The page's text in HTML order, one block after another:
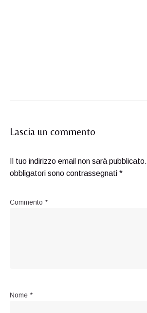
Lascia un commento
Il tuo indirizzo email non sarà pubblicato.
obbligatori sono contrassegnati *
Commento *
Nome *